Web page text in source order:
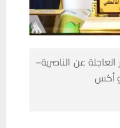
عن الناصرية–
أكس